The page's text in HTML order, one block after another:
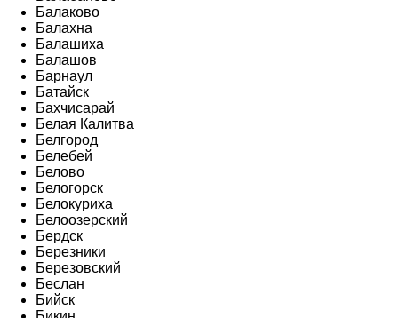
Балаково
Балахна
Балашиха
Балашов
Барнаул
Батайск
Бахчисарай
Белая Калитва
Белгород
Белебей
Белово
Белогорск
Белокуриха
Белоозерский
Бердск
Березники
Березовский
Беслан
Бийск